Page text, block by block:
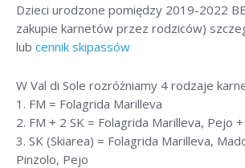
Dzieci urodzone pomiędzy 2019-2022
zakupie karnetów przez rodziców)
lub cennik skipassów
W Val di Sole rozróżniamy 4 rodzaje
1. FM = Folagrida Marilleva
2. FM + 2 SK = Folagrida Marilleva, Pejo
3. SK (Skiarea) = Folagrida Marilleva,
Pinzolo, Pejo